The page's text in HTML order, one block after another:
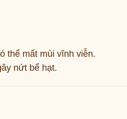
thể mất mùi vĩnh viễn.
nứt bể hạt.